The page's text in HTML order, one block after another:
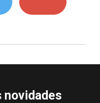
novidades